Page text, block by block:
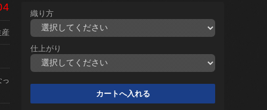
っ
織り方
仕上がり